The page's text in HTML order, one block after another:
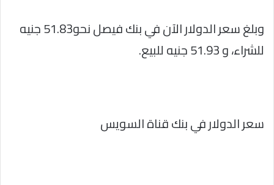
وبلغ سعر الدولار الآن في بنك فيصل نحو51.83 جنيه
للشراء، و 51.93 جنيه للبيع.
سعر الدولار في بنك قناة السويس